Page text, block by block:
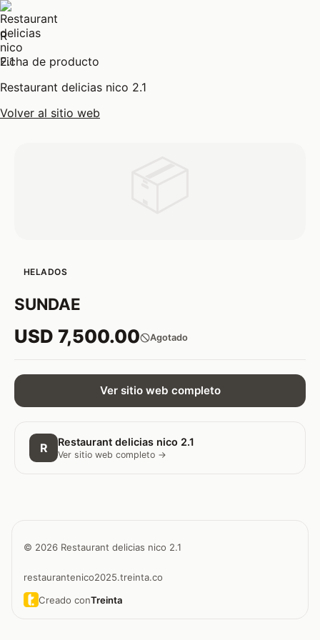
R
Ficha de producto
Restaurant delicias nico 2.1
Volver al sitio web
HELADOS
SUNDAE
USD 7,500.00 Agotado
Ver sitio web completo
R Restaurant delicias nico 2.1
Ver sitio web completo →
© 2026 Restaurant delicias nico 2.1
restaurantenico2025.treinta.co
Creado conTreinta